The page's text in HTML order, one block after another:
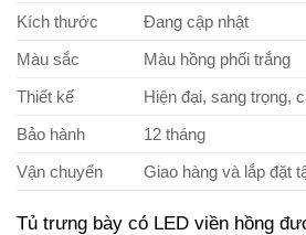
Kích thước
Đang cập nhật
Màu sắc
Màu hồng phối trắng
Thiết kế
Hiện đại, sang trọng,
Bảo hành
12 tháng
Vận chuyển
Giao hàng và lắp đặt
Tủ trưng bày có LED viền hồng